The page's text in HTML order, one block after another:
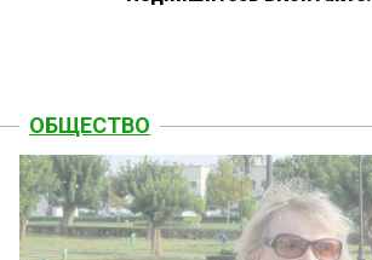
ОБЩЕСТВО